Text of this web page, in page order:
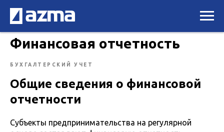
Финансовая отчетность
БУХГАЛТЕРСКИЙ УЧЕТ
Общие сведения о финансовой
отчетности
Субъекты предпринимательства на регулярной